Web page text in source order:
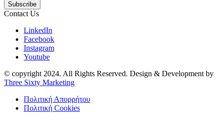
Subscribe
Contact Us
LinkedIn
Facebook
Instagram
Youtube
© copyright 2024. All Rights Reserved. Design & Development by
Three Sixty Marketing
Πολιτική Απορρήτου
Πολιτική Cookies